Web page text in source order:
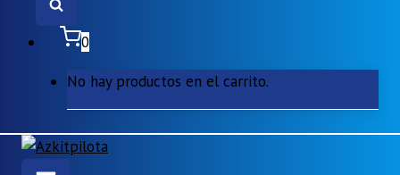
0
No hay productos en el carrito.